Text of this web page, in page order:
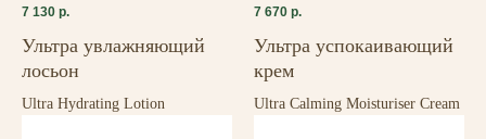
7 130 р.
Ультра увлажняющий
лосьон
Ultra Hydrating Lotion
7 670 р.
Ультра успокаивающий
крем
Ultra Calming Moisturiser Cream